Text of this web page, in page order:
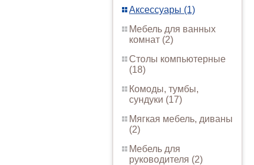
Аксессуары (1)
Мебель для ванных
комнат (2)
Столы компьютерные
(18)
Комоды, тумбы,
сундуки (17)
Мягкая мебель, диваны
(2)
Мебель для
руководителя (2)